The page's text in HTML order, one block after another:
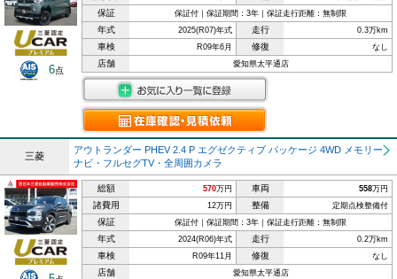
6点
保証 保証付｜保証期間：3年｜保証走行距離：無制限
年式 2025(R07)年式 走行 0.3万km
車検 R09年6月 修復 なし
店舗 愛知県太平通店
三菱
アウトランダー PHEV 2.4 P エグゼクティブ パッケージ 4WD メモリー
ナビ・フルセグTV・全周囲カメラ
総額 570万円 車両 558万円
諸費用 12万円 整備 定期点検整備付
保証 保証付｜保証期間：3年｜保証走行距離：無制限
年式 2024(R06)年式 走行 0.2万km
車検 R09年11月 修復 なし
店舗 愛知県太平通店